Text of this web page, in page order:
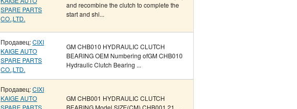
SPARE PARTS
CO.,LTD.
and recombine the clutch to complete the
start and shi...
Продавец:CIXI
KAIGE AUTO
SPARE PARTS
CO.,LTD.
GM CHB010 HYDRAULIC CLUTCH
BEARING OEM Numbering ofGM CHB010
Hydraulic Clutch Bearing ...
Продавец:CIXI
KAIGE AUTO
SPARE PARTS
GM CHB001 HYDRAULIC CLUTCH
BEARING Model SIZE(CM) CHB001 21 ...